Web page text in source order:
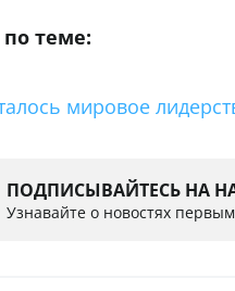
теме:
мировое
ПОДПИСЫВАЙТЕСЬ НА
Узнавайте о новостях